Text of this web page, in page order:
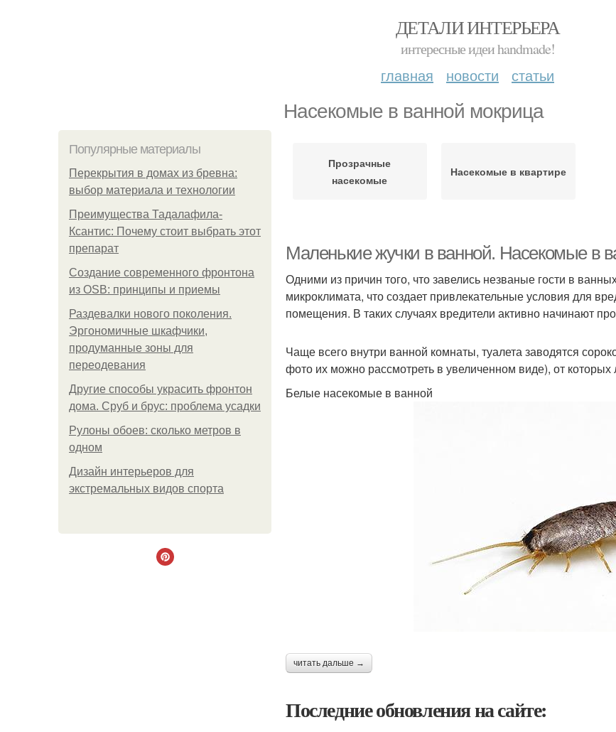
ДЕТАЛИ ИНТЕРЬЕРА
интересные идеи handmade!
главная новости статьи
Насекомые в ванной мокрица
Популярные материалы
Перекрытия в домах из бревна:
выбор материала и технологии
Преимущества Тадалафила-
Ксантис: Почему стоит выбрать этот
препарат
Создание современного фронтона
из OSB: принципы и приемы
Раздевалки нового поколения.
Эргономичные шкафчики,
продуманные зоны для
переодевания
Другие способы украсить фронтон
дома. Сруб и брус: проблема усадки
Рулоны обоев: сколько метров в
одном
Дизайн интерьеров для
экстремальных видов спорта
Прозрачные
насекомые
Насекомые в квартире
Маленькие жучки в ванной. Насекомые в
Одними из причин того, что завелись незваные гости в
микроклимата, что создает привлекательные условия для
помещения. В таких случаях вредители активно начинают
Чаще всего внутри ванной комнаты, туалета заводятся
фото их можно рассмотреть в увеличенном виде), от которых
Белые насекомые в ванной
читать дальше →
Последние обновления на сайте: